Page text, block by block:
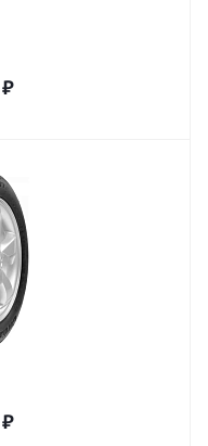
₽
₽